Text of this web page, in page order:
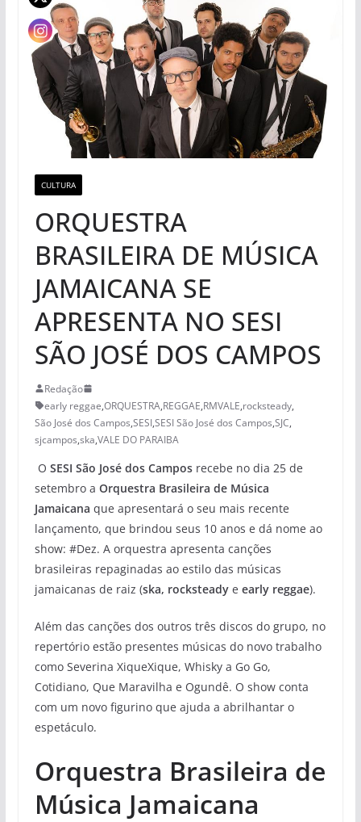
CULTURA
ORQUESTRA
BRASILEIRA DE MÚSICA
JAMAICANA SE
APRESENTA NO SESI
SÃO JOSÉ DOS CAMPOS
Redação
early reggae,ORQUESTRA,REGGAE,RMVALE,rocksteady,
São José dos Campos,SESI,SESI São José dos Campos,SJC,
sjcampos,ska,VALE DO PARAIBA
O SESI São José dos Campos recebe no dia 25 de
setembro a Orquestra Brasileira de Música
Jamaicana que apresentará o seu mais recente
lançamento, que brindou seus 10 anos e dá nome ao
show: #Dez. A orquestra apresenta canções
brasileiras repaginadas ao estilo das músicas
jamaicanas de raiz (ska, rocksteady e early reggae).
Além das canções dos outros três discos do grupo, no
repertório estão presentes músicas do novo trabalho
como Severina XiqueXique, Whisky a Go Go,
Cotidiano, Que Maravilha e Ogundê. O show conta
com um novo figurino que ajuda a abrilhantar o
espetáculo.
Orquestra Brasileira de
Música Jamaicana